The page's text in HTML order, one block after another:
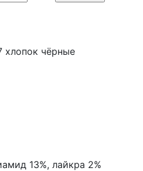
хлопок чёрные
13%, лайкра 2%